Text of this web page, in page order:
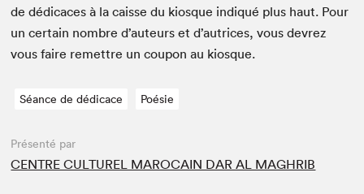
de dédi­caces à la caisse du kiosque indiqué plus haut. Pour
un cer­tain nom­bre d’auteurs et d’autrices, vous devrez
vous faire remet­tre un coupon au kiosque.
Séance de dédicace Poésie
Présenté par
CENTRE CULTUREL MAROCAIN DAR AL MAGHRIB